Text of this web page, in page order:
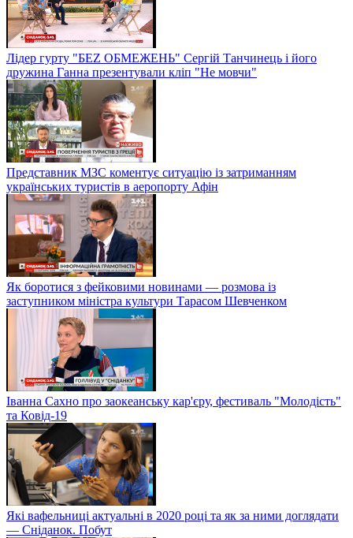
Лідер гурту "БЕZ ОБМЕЖЕНЬ" Сергій Танчинець і його
дружина Ганна презентували кліп "Не мовчи"
Представник МЗС коментує ситуацію із затриманням
українських туристів в аеропорту Афін
Як боротися з фейковими новинами — розмова із
заступником міністра культури Тарасом Шевченком
Іванна Сахно про заокеанську кар'єру, фестиваль "Молодість"
та Ковід-19
Які вафельниці актуальні в 2020 році та як за ними доглядати
— Сніданок. Побут